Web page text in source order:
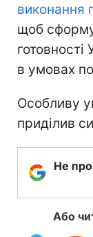
виконання
щоб
в умовах
Особливу
приділив
Не
Або